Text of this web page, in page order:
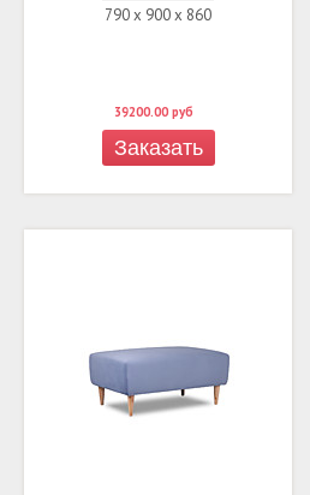
790 х 900 х 860
39200.00 руб
Заказать